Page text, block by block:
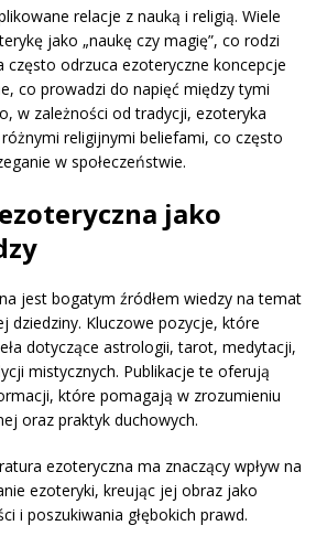
relacje z nauką i religią. Wiele
jako „naukę czy magię”, co rodzi
często odrzuca ezoteryczne koncepcje
co prowadzi do napięć między tymi
w zależności od tradycji, ezoteryka
religijnymi beliefami, co często
w społeczeństwie.
jako
jest bogatym źródłem wiedzy na temat
dziedziny. Kluczowe pozycje, które
dotyczące astrologii, tarot, medytacji,
mistycznych. Publikacje te oferują
które pomagają w zrozumieniu
oraz praktyk duchowych.
ezoteryczna ma znaczący wpływ na
ezoteryki, kreując jej obraz jako
i poszukiwania głębokich prawd.